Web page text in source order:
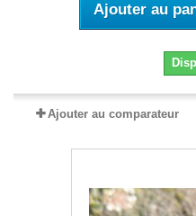
Ajouter au
Ajouter au comparateur